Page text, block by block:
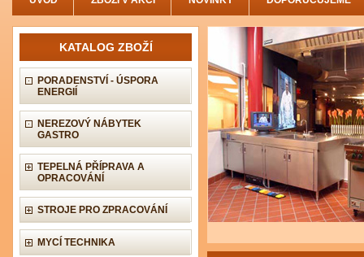
KATALOG ZBOŽÍ
PORADENSTVÍ - ÚSPORA
ENERGIÍ
NEREZOVÝ NÁBYTEK
GASTRO
TEPELNÁ PŘÍPRAVA A
OPRACOVÁNÍ
STROJE PRO ZPRACOVÁNÍ
MYCÍ TECHNIKA